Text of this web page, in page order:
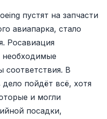
пустят на запчасти
авиапарка, стало
Росавиация
необходимые
соответствия. В
пойдёт всё, хотя
и могли
посадки,